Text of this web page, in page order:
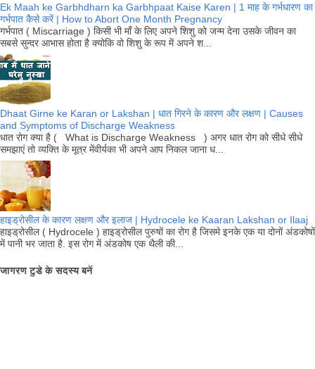
Ek Maah ke Garbhdharn ka Garbhpaat Kaise Karen | 1 माह के गर्भधारण का
गर्भपात कैसे करें | How to Abort One Month Pregnancy
गर्भपात ( Miscarriage ) किसी भी माँ के लिए अपने शिशु को जन्म देना उसके जीवन का
सबसे सुन्दर आभास होता है क्योकि वो शिशु के रूप में अपने श...
Dhaat Girne ke Karan or Lakshan | धात गिरने के कारण और लक्षण | Causes
and Symptoms of Discharge Weakness
धात रोग क्या है ( What is Discharge Weakness ) अगर धात रोग को सीधे सीधे
समझाएं तो व्यक्ति के मूत्र मेंवीर्यका भी अपने आप निकल जाना ध...
हाइड्रोसील के कारण लक्षण और इलाज | Hydrocele ke Kaaran Lakshan or Ilaaj
हाइड्रोसील ( Hydrocele ) हाइड्रोसील पुरुषों का रोग है जिसमे इनके एक या दोनों अंडकोषों
में पानी भर जाता है. इस रोग में अंडकोष एक थैली की...
जागरण टुडे के सदस्य बनें